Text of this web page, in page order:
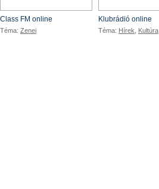
Class FM online
Téma: Zenei
Klubrádió online
Téma: Hírek Kultúra